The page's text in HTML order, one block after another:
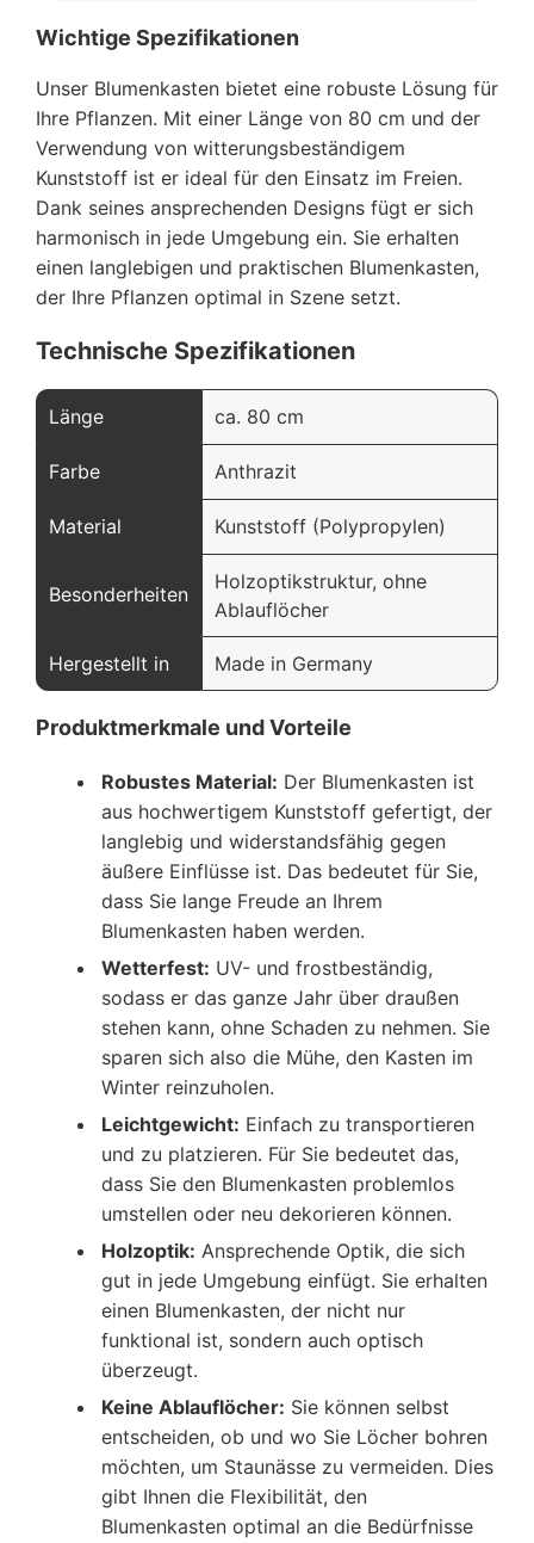
Wichtige Spezifikationen
Unser Blumenkasten bietet eine robuste Lösung für
Ihre Pflanzen. Mit einer Länge von 80 cm und der
Verwendung von witterungsbeständigem
Kunststoff ist er ideal für den Einsatz im Freien.
Dank seines ansprechenden Designs fügt er sich
harmonisch in jede Umgebung ein. Sie erhalten
einen langlebigen und praktischen Blumenkasten,
der Ihre Pflanzen optimal in Szene setzt.
Technische Spezifikationen
Länge ca. 80 cm
Farbe Anthrazit
Material Kunststoff (Polypropylen)
Besonderheiten
Holzoptikstruktur, ohne
Ablauflöcher
Hergestellt in Made in Germany
Produktmerkmale und Vorteile
Robustes Material: Der Blumenkasten ist
aus hochwertigem Kunststoff gefertigt, der
langlebig und widerstandsfähig gegen
äußere Einflüsse ist. Das bedeutet für Sie,
dass Sie lange Freude an Ihrem
Blumenkasten haben werden.
Wetterfest: UV- und frostbeständig,
sodass er das ganze Jahr über draußen
stehen kann, ohne Schaden zu nehmen. Sie
sparen sich also die Mühe, den Kasten im
Winter reinzuholen.
Leichtgewicht: Einfach zu transportieren
und zu platzieren. Für Sie bedeutet das,
dass Sie den Blumenkasten problemlos
umstellen oder neu dekorieren können.
Holzoptik: Ansprechende Optik, die sich
gut in jede Umgebung einfügt. Sie erhalten
einen Blumenkasten, der nicht nur
funktional ist, sondern auch optisch
überzeugt.
Keine Ablauflöcher: Sie können selbst
entscheiden, ob und wo Sie Löcher bohren
möchten, um Staunässe zu vermeiden. Dies
gibt Ihnen die Flexibilität, den
Blumenkasten optimal an die Bedürfnisse